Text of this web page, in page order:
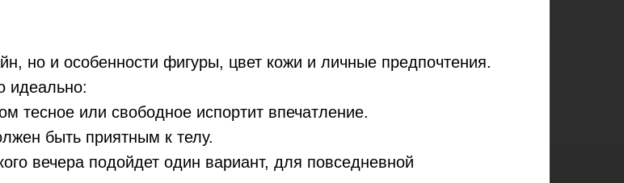
но и особенности фигуры, цвет кожи и личные предпочтения.
идеально:
тесное или свободное испортит впечатление.
быть приятным к телу.
вечера подойдет один вариант, для повседневной